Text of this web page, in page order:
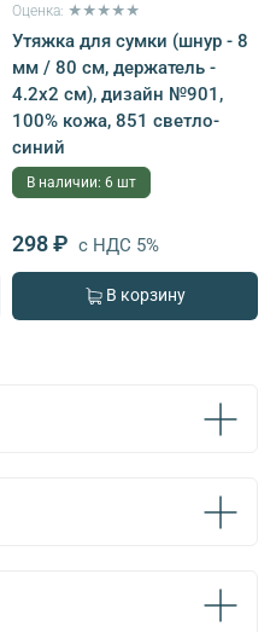
Оценка: ★★★★★
Утяжка для сумки (шнур - 8
мм / 80 см, держатель -
4.2х2 см), дизайн №901,
100% кожа, 851 светло-
синий
В наличии: 6 шт
298 ₽ с НДС 5%
В корзину